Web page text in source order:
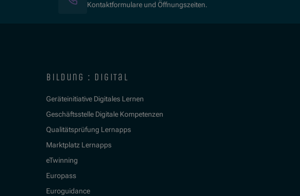
Kontaktformulare und Öffnungszeiten.
bildung : digital
Geräteinitiative Digitales Lernen
Geschäftsstelle Digitale Kompetenzen
Qualitätsprüfung Lernapps
Marktplatz Lernapps
eTwinning
Europass
Euroguidance